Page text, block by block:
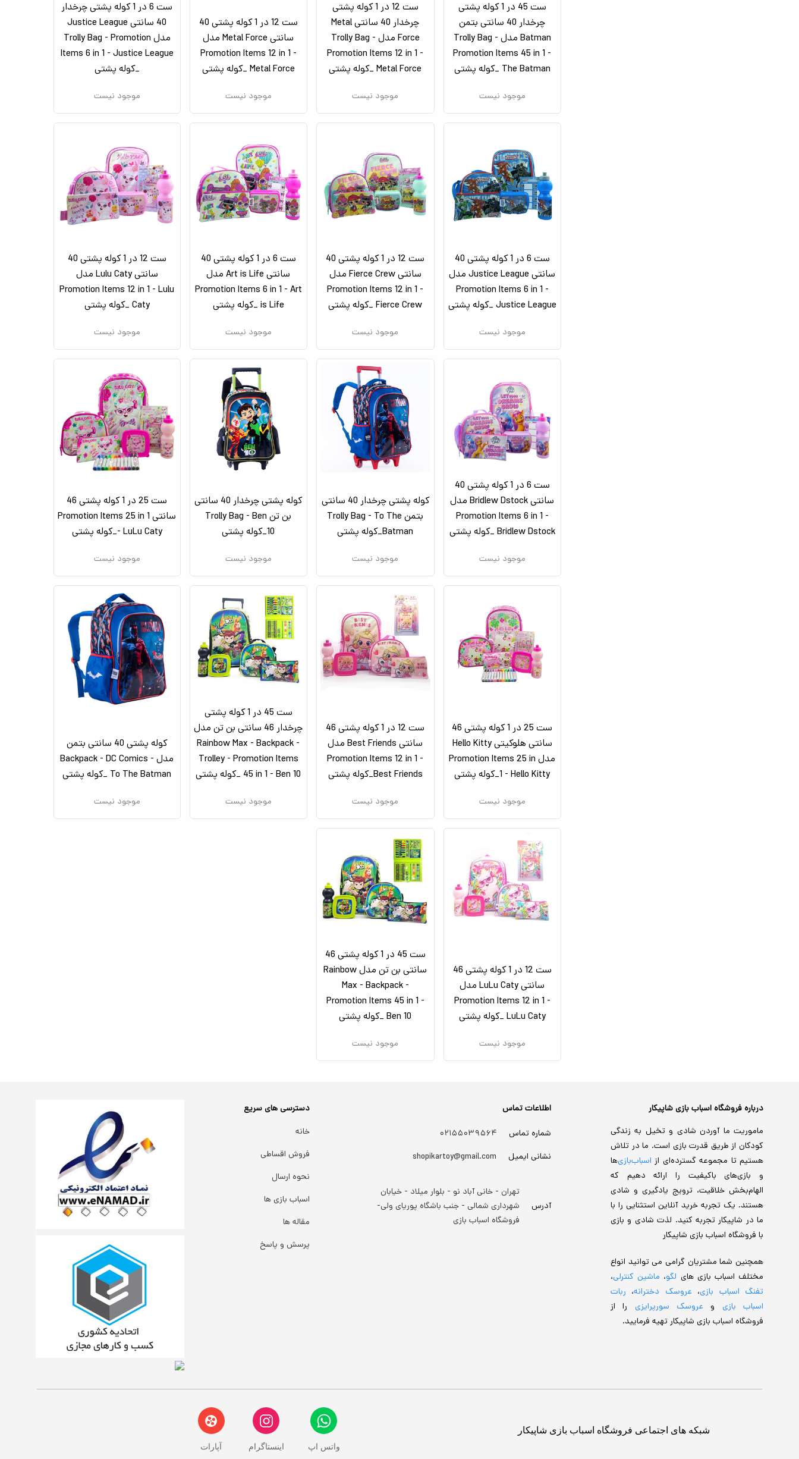
ست 45 در 1 کوله پشتی
چرخدار 40 سانتی بتمن
Batman مدل Trolly Bag -
Promotion Items 45 in 1 -
The Batman _کوله پشتی
موجود نیست
ست 12 در 1 کوله پشتی
چرخدار 40 سانتی Metal
Force مدل Trolly Bag -
Promotion Items 12 in 1 -
Metal Force _کوله پشتی
موجود نیست
ست 12 در 1 کوله پشتی 40
سانتی Metal Force مدل
Promotion Items 12 in 1 -
Metal Force _کوله پشتی
موجود نیست
ست 6 در 1 کوله پشتی چرخدار
40 سانتی Justice League
مدل Trolly Bag - Promotion
Items 6 in 1 - Justice League
_کوله پشتی
موجود نیست
ست 6 در 1 کوله پشتی 40
سانتی Justice League مدل
Promotion Items 6 in 1 -
Justice League _کوله پشتی
موجود نیست
ست 12 در 1 کوله پشتی 40
سانتی Fierce Crew مدل
Promotion Items 12 in 1 -
Fierce Crew _کوله پشتی
موجود نیست
ست 6 در 1 کوله پشتی 40
سانتی Art is Life مدل
Promotion Items 6 in 1 - Art
is Life _کوله پشتی
موجود نیست
ست 12 در 1 کوله پشتی 40
سانتی Lulu Caty مدل
Promotion Items 12 in 1 - Lulu
Caty _کوله پشتی
موجود نیست
ست 6 در 1 کوله پشتی 40
سانتی Bridlew Dstock مدل
Promotion Items 6 in 1 -
Bridlew Dstock _کوله پشتی
موجود نیست
کوله پشتی چرخدار 40 سانتی
بتمن Trolly Bag - To The
Batman_کوله پشتی
موجود نیست
کوله پشتی چرخدار 40 سانتی
بن تن Trolly Bag - Ben
10_کوله پشتی
موجود نیست
ست 25 در 1 کوله پشتی 46
سانتی Promotion Items 25 in 1
- LuLu Caty_کوله پشتی
موجود نیست
ست 25 در 1 کوله پشتی 46
سانتی هلوکیتی Hello Kitty
مدل Promotion Items 25 in
1 - Hello Kitty_کوله پشتی
موجود نیست
ست 12 در 1 کوله پشتی 46
سانتی Best Friends مدل
Promotion Items 12 in 1 -
Best Friends_کوله پشتی
موجود نیست
ست 45 در 1 کوله پشتی
چرخدار 46 سانتی بن تن مدل
Rainbow Max - Backpack -
Trolley - Promotion Items
45 in 1 - Ben 10 _کوله پشتی
موجود نیست
کوله پشتی 40 سانتی بتمن
مدل Backpack - DC Comics -
To The Batman _کوله پشتی
موجود نیست
ست 12 در 1 کوله پشتی 46
سانتی LuLu Caty مدل
Promotion Items 12 in 1 -
LuLu Caty _کوله پشتی
موجود نیست
ست 45 در 1 کوله پشتی 46
سانتی بن تن مدل Rainbow
Max - Backpack -
Promotion Items 45 in 1 -
Ben 10 _کوله پشتی
موجود نیست
درباره فروشگاه اسباب بازی شاپیکار
ماموریت ما آوردن شادی و تخیل به زندگی
کودکان از طریق قدرت بازی است. ما در تلاش
هستیم تا مجموعه گسترده‌ای از اسباب‌بازی‌ها
و بازی‌های باکیفیت را ارائه دهیم که
الهام‌بخش خلاقیت، ترویج یادگیری و شادی
هستند. یک تجربه خرید آنلاین استثنایی را با
ما در شاپیکار تجربه کنید. لذت شادی و بازی
با فروشگاه اسباب بازی شاپیکار
همچنین شما مشتریان گرامی می توانید انواع
مختلف اسباب بازی های لگو، ماشین کنترلی،
تفنگ اسباب بازی، عروسک دخترانه، ربات
اسباب بازی و عروسک سورپرایزی را از
فروشگاه اسباب بازی شاپیکار تهیه فرمایید.
اطلاعات تماس
شماره تماس
۰۲۱۵۵۰۳۹۵۶۴
نشانی ایمیل
shopikartoy@gmail.com
آدرس
تهران - خانی آباد نو - بلوار میلاد - خیابان
شهرداری شمالی - جنب باشگاه پوریای ولی-
فروشگاه اسباب بازی
دسترسی های سریع
خانه
فروش اقساطی
نحوه ارسال
اسباب بازی ها
مقاله ها
پرسش و پاسخ
شبکه های اجتماعی فروشگاه اسباب بازی شاپیکار
واتس اپ اینستاگرام آپارات